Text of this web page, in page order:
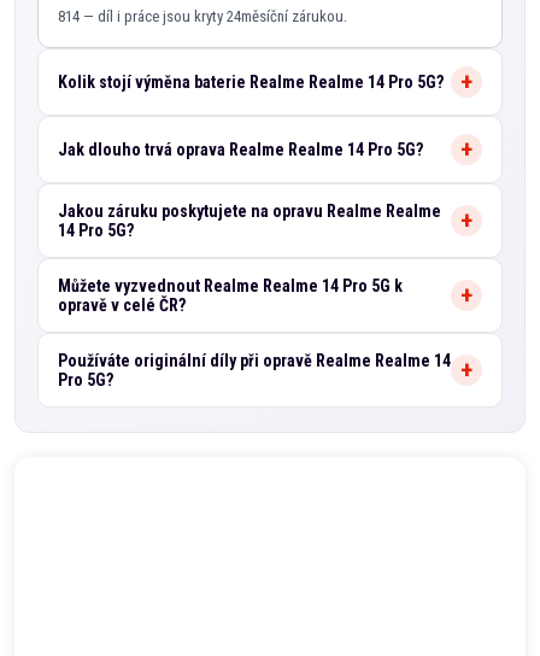
814 — díl i práce jsou kryty 24měsíční zárukou.
Kolik stojí výměna baterie Realme Realme 14 Pro 5G?
Jak dlouho trvá oprava Realme Realme 14 Pro 5G?
Jakou záruku poskytujete na opravu Realme Realme
14 Pro 5G?
Můžete vyzvednout Realme Realme 14 Pro 5G k
opravě v celé ČR?
Používáte originální díly při opravě Realme Realme 14
Pro 5G?